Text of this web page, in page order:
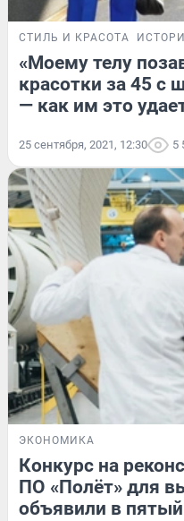
СТИЛЬ И КРАСОТА
«Моему телу
красотки за 45 с
— как им это
25 сентября, 2021, 12:30 5
ЭКОНОМИКА
Конкурс на
ПО «Полёт» для
объявили в пятый